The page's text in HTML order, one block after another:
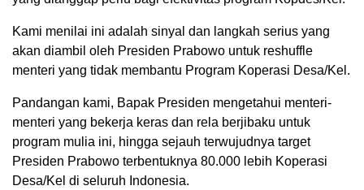
Kami menilai ini adalah sinyal dan langkah serius yang
akan diambil oleh Presiden Prabowo untuk reshuffle
menteri yang tidak membantu Program Koperasi Desa/Kel.
Pandangan kami, Bapak Presiden mengetahui menteri-
menteri yang bekerja keras dan rela berjibaku untuk
program mulia ini, hingga sejauh terwujudnya target
Presiden Prabowo terbentuknya 80.000 lebih Koperasi
Desa/Kel di seluruh Indonesia.